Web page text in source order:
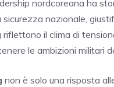
nordcoreana ha
nazionale,
riflettono il clima di
le ambizioni militari
non è solo una risposta